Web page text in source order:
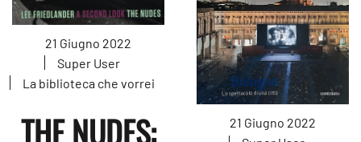
21 Giugno 2022
Super User
La biblioteca che vorrei
THE NUDES:
21 Giugno 2022